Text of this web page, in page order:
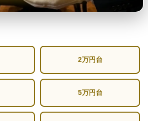
2万円台
5万円台